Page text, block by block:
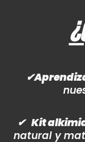
✔
✔ Kit
natural y